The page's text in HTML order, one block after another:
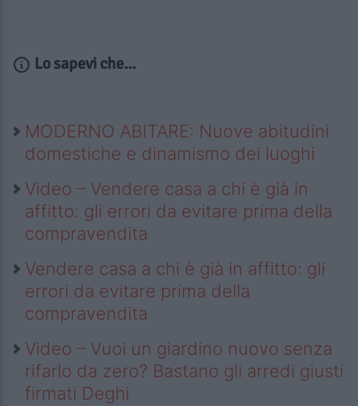
Lo sapevi che...
MODERNO ABITARE: Nuove abitudini
domestiche e dinamismo dei luoghi
Video – Vendere casa a chi è già in
affitto: gli errori da evitare prima della
compravendita
Vendere casa a chi è già in affitto: gli
errori da evitare prima della
compravendita
Video – Vuoi un giardino nuovo senza
rifarlo da zero? Bastano gli arredi giusti
firmati Deghi